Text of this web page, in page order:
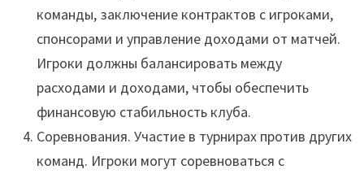
команды, заключение контрактов с игроками,
спонсорами и управление доходами от матчей.
Игроки должны балансировать между
расходами и доходами, чтобы обеспечить
финансовую стабильность клуба.
Соревнования. Участие в турнирах против других
команд. Игроки могут соревноваться с